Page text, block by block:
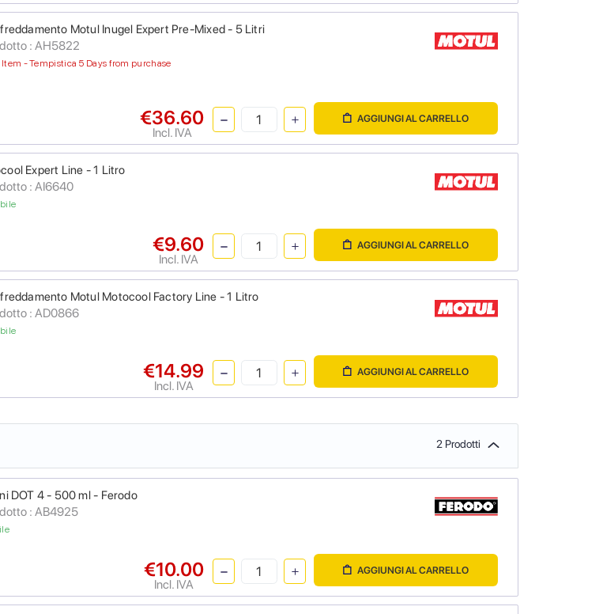
Motul Inugel Expert Pre-Mixed - 5 Litri
: AH5822
- Tempistica 5 Days from purchase
€36.60
Incl. IVA
AGGIUNGI AL CARRELLO
Expert Line - 1 Litro
: AI6640
€9.60
Incl. IVA
AGGIUNGI AL CARRELLO
Motul Motocool Factory Line - 1 Litro
: AD0866
€14.99
Incl. IVA
AGGIUNGI AL CARRELLO
2 Prodotti
DOT 4 - 500 ml - Ferodo
: AB4925
€10.00
Incl. IVA
AGGIUNGI AL CARRELLO